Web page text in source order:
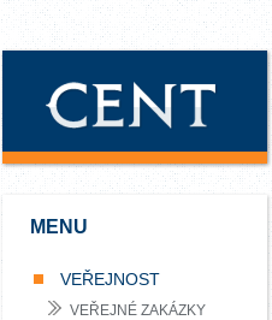
MENU
VEŘEJNOST
VEŘEJNÉ ZAKÁZKY